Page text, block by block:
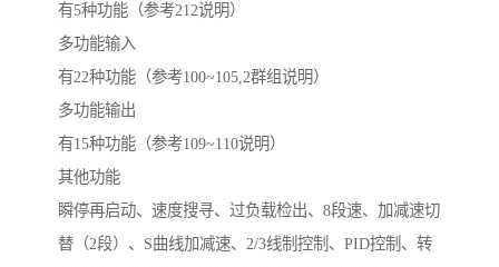
有5种功能（参考212说明）
多功能输入
有22种功能（参考100~105,2群组说明）
多功能输出
有15种功能（参考109~110说明）
其他功能
瞬停再启动、速度搜寻、过负载检出、8段速、加减速切
替（2段）、S曲线加减速、2/3线制控制、PID控制、转